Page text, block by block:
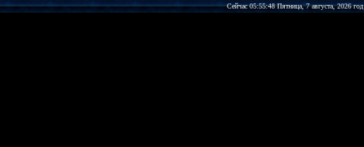
Сейчас 05:55:48 Пятница, 7 августа, 2026 год